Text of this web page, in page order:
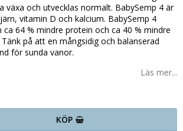
växa och utvecklas normalt. BabySemp 4 är
vitamin D och kalcium. BabySemp 4
64 % mindre protein och ca 40 % mindre
på att en mångsidig och balanserad
för sunda vanor.
Läs mer...
KÖP